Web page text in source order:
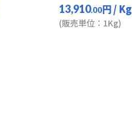
13,910.00円/ Kg
(販売単位：1Kg)